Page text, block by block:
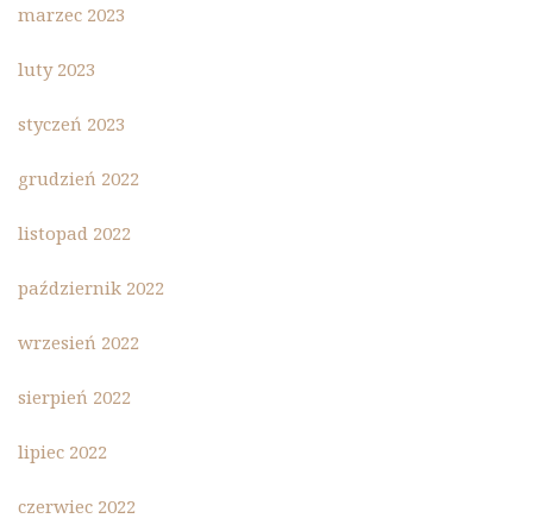
marzec 2023
luty 2023
styczeń 2023
grudzień 2022
listopad 2022
październik 2022
wrzesień 2022
sierpień 2022
lipiec 2022
czerwiec 2022